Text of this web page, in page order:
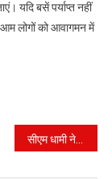
यदि बसें पर्याप्त नहीं
लोगों को आवागमन में